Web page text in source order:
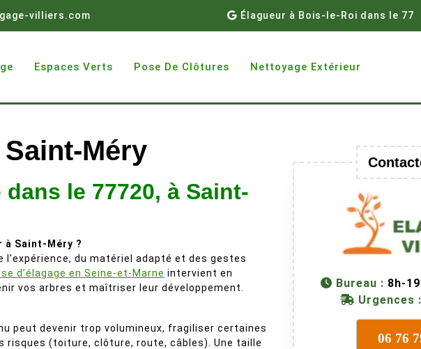
villiers.com Élagueur à Bois-le-Roi dans le 77
Espaces Verts Pose De Clôtures Nettoyage Extérieur
Saint-Méry
le 77720, à Saint-
à Saint-Méry ?
l’expérience, du matériel adapté et des gestes
d’élagage en Seine-et-Marne intervient en
vos arbres et maîtriser leur développement.
peut devenir trop volumineux, fragiliser certaines
risques (toiture, clôture, route, câbles). Une taille
Bureau : 8h-
Urgences :
06 76